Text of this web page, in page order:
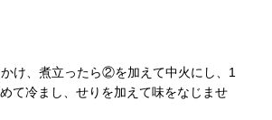
け、煮立ったら②を加えて中火にし、1
て冷まし、せりを加えて味をなじませ